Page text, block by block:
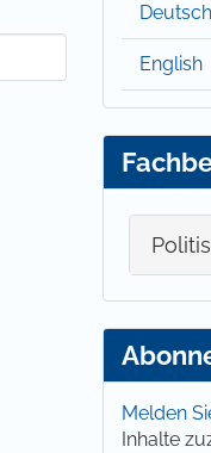
Deutsch
English
Melden
Inhalte